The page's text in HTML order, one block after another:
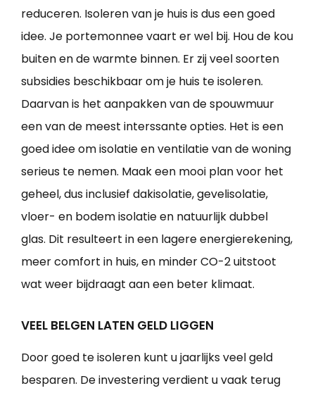
reduceren. Isoleren van je huis is dus een goed
idee. Je portemonnee vaart er wel bij. Hou de kou
buiten en de warmte binnen. Er zij veel soorten
subsidies beschikbaar om je huis te isoleren.
Daarvan is het aanpakken van de spouwmuur
een van de meest interssante opties. Het is een
goed idee om isolatie en ventilatie van de woning
serieus te nemen. Maak een mooi plan voor het
geheel, dus inclusief dakisolatie, gevelisolatie,
vloer- en bodem isolatie en natuurlijk dubbel
glas. Dit resulteert in een lagere energierekening,
meer comfort in huis, en minder CO-2 uitstoot
wat weer bijdraagt aan een beter klimaat.
VEEL BELGEN LATEN GELD LIGGEN
Door goed te isoleren kunt u jaarlijks veel geld
besparen. De investering verdient u vaak terug